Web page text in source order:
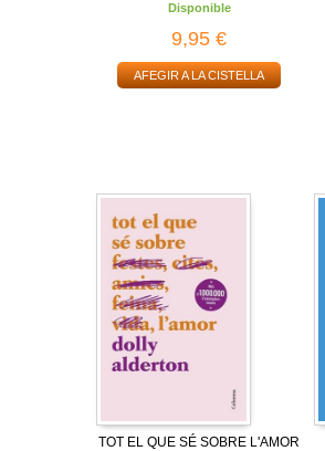
Disponible
9,95 €
AFEGIR A LA CISTELLA
TOT EL QUE SÉ SOBRE L'AMOR